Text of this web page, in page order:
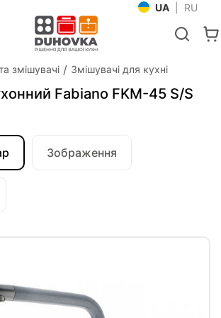
UA RU
змішувачі Змішувачі для кухні
Fabiano FKM-45 S/S
Зображення